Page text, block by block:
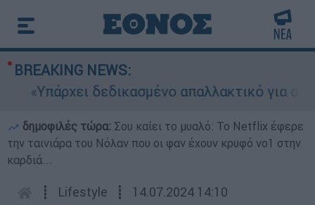
BREAKING NEWS:
«Υπάρχει δεδικασμένο απαλλακτικό για
δημοφιλές τώρα: Σου καίει το μυαλό: Το Netflix έφερε
την ταινιάρα του Νόλαν που οι φαν έχουν κρυφό νο1 στην
καρδιά...
┋ Lifestyle ┋ 14.07.2024 14:10